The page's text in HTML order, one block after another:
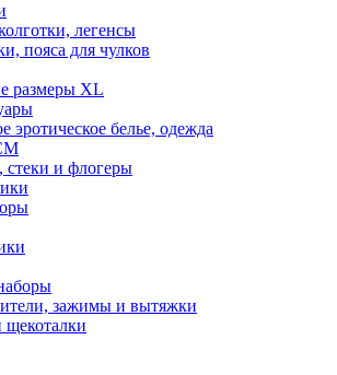
легенсы
пояса для чулков
размеры XL
эротическое белье, одежда
стеки и флогеры
зажимы и вытяжки
щекоталки